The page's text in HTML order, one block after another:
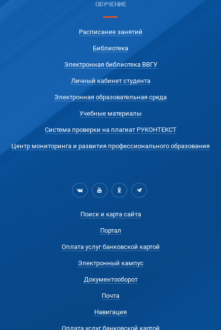
ОБУЧЕНИЕ
Расписание занятий
Библиотека
Электронная библиотека ВВГУ
Личный кабинет студента
Электронная образовательная среда
Учебные материалы
Система проверки на плагиат РУКОНТЕКСТ
Центр мониторинга и развития профессионального образования
Поиск и карта сайта
Портал
Оплата услуг банковской картой
Электронный кампус
Документооборот
Почта
Навигация
Оплата услуг банковской картой